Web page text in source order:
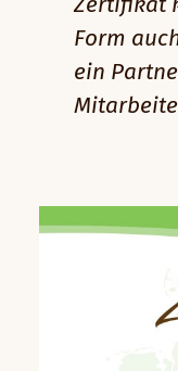
Zertifikat
Form
ein